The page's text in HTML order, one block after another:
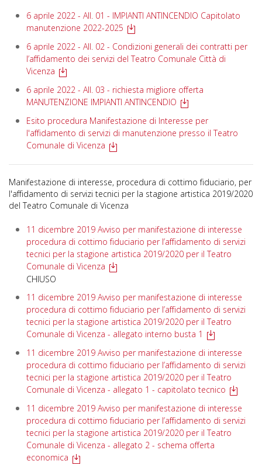
6 aprile 2022 - All. 01 - IMPIANTI ANTINCENDIO Capitolato
manutenzione 2022-2025
6 aprile 2022 - All. 02 - Condizioni generali dei contratti per
l’affidamento dei servizi del Teatro Comunale Città di
Vicenza
6 aprile 2022 - All. 03 - richiesta migliore offerta
MANUTENZIONE IMPIANTI ANTINCENDIO
Esito procedura Manifestazione di Interesse per
l'affidamento di servizi di manutenzione presso il Teatro
Comunale di Vicenza
Manifestazione di interesse, procedura di cottimo fiduciario, per
l'affidamento di servizi tecnici per la stagione artistica 2019/2020
del Teatro Comunale di Vicenza
11 dicembre 2019 Avviso per manifestazione di interesse
procedura di cottimo fiduciario per l’affidamento di servizi
tecnici per la stagione artistica 2019/2020 per il Teatro
Comunale di Vicenza
CHIUSO
11 dicembre 2019 Avviso per manifestazione di interesse
procedura di cottimo fiduciario per l’affidamento di servizi
tecnici per la stagione artistica 2019/2020 per il Teatro
Comunale di Vicenza - allegato interno busta 1
11 dicembre 2019 Avviso per manifestazione di interesse
procedura di cottimo fiduciario per l’affidamento di servizi
tecnici per la stagione artistica 2019/2020 per il Teatro
Comunale di Vicenza - allegato 1 - capitolato tecnico
11 dicembre 2019 Avviso per manifestazione di interesse
procedura di cottimo fiduciario per l’affidamento di servizi
tecnici per la stagione artistica 2019/2020 per il Teatro
Comunale di Vicenza - allegato 2 - schema offerta
economica